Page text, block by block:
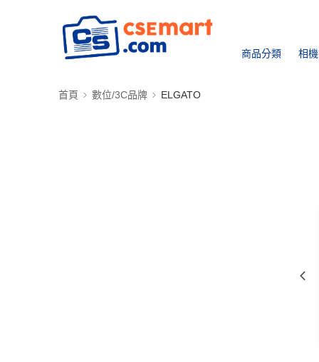
商品分類 相
首頁 數位/3C品牌 ELGATO